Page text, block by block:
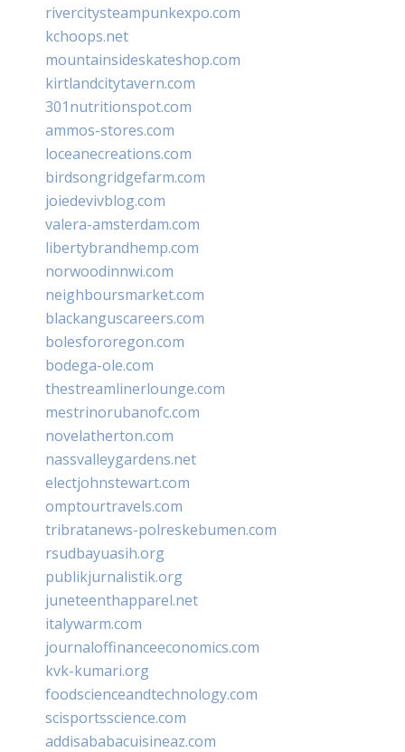
rivercitysteampunkexpo.com
kchoops.net
mountainsideskateshop.com
kirtlandcitytavern.com
301nutritionspot.com
ammos-stores.com
loceanecreations.com
birdsongridgefarm.com
joiedevivblog.com
valera-amsterdam.com
libertybrandhemp.com
norwoodinnwi.com
neighboursmarket.com
blackanguscareers.com
bolesfororegon.com
bodega-ole.com
thestreamlinerlounge.com
mestrinorubanofc.com
novelatherton.com
nassvalleygardens.net
electjohnstewart.com
omptourtravels.com
tribratanews-polreskebumen.com
rsudbayuasih.org
publikjurnalistik.org
juneteenthapparel.net
italywarm.com
journaloffinanceeconomics.com
kvk-kumari.org
foodscienceandtechnology.com
scisportsscience.com
addisababacuisineaz.com